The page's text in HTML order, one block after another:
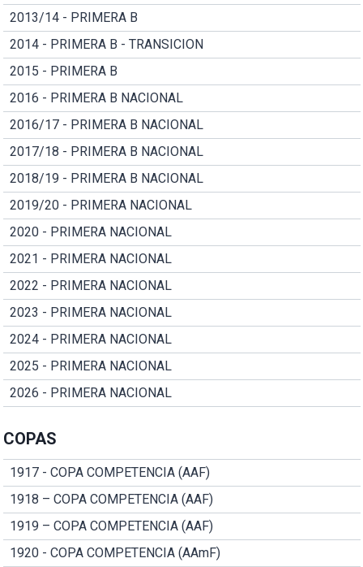
2013/14 - PRIMERA B
2014 - PRIMERA B - TRANSICION
2015 - PRIMERA B
2016 - PRIMERA B NACIONAL
2016/17 - PRIMERA B NACIONAL
2017/18 - PRIMERA B NACIONAL
2018/19 - PRIMERA B NACIONAL
2019/20 - PRIMERA NACIONAL
2020 - PRIMERA NACIONAL
2021 - PRIMERA NACIONAL
2022 - PRIMERA NACIONAL
2023 - PRIMERA NACIONAL
2024 - PRIMERA NACIONAL
2025 - PRIMERA NACIONAL
2026 - PRIMERA NACIONAL
COPAS
1917 - COPA COMPETENCIA (AAF)
1918 – COPA COMPETENCIA (AAF)
1919 – COPA COMPETENCIA (AAF)
1920 - COPA COMPETENCIA (AAmF)